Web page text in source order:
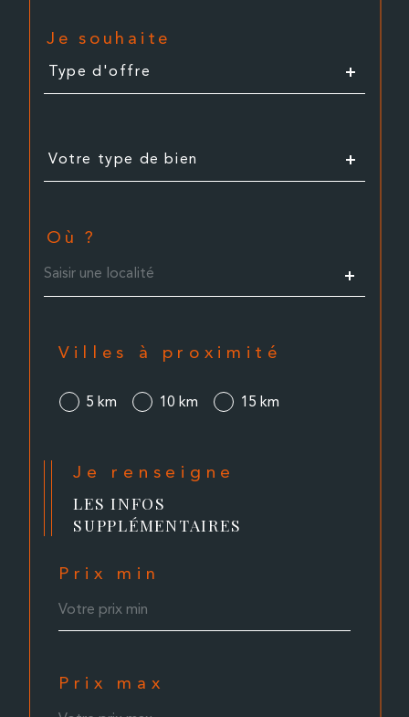
Je souhaite
d'offre
Type d'offre
d'offre
Votre type de bien
Où ?
Villes à proximité
5 km 10 km 15 km
Je renseigne
LES INFOS
SUPPLÉMENTAIRES
Prix min
Prix max